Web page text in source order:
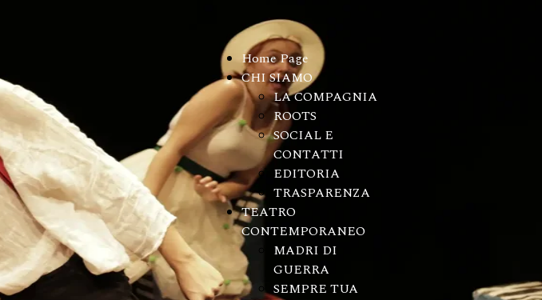
Home Page
CHI SIAMO
LA COMPAGNIA
ROOTS
SOCIAL E
CONTATTI
EDITORIA
TRASPARENZA
TEATRO
CONTEMPORANEO
MADRI DI
GUERRA
SEMPRE TUA